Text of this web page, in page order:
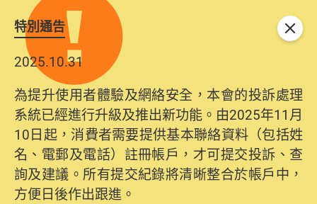
特別通告
2025.10.31
為提升使用者體驗及網絡安全，本會的投訴處理
系統已經進行升級及推出新功能。由2025年11月
10日起，消費者需要提供基本聯絡資料（包括姓
名、電郵及電話）註冊帳戶，才可提交投訴、查
詢及建議。所有提交紀錄將清晰整合於帳戶中，
方便日後作出跟進。
關閉